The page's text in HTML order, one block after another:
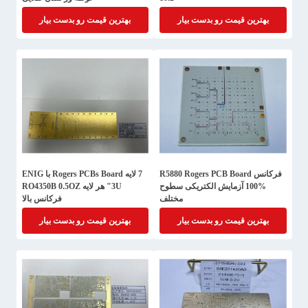
بهترین قیمت رو بدست بیار بهترین قیمت رو بدست بیار
فرکانس R5880 Rogers PCB Board
100% آزمایش الکتریکی سطوح
مختلف
بهترین قیمت رو بدست بیار
7 لایه Rogers PCBs Board با ENIG
3U" هر لایه RO4350B 0.5OZ
فرکانس بالا
بهترین قیمت رو بدست بیار